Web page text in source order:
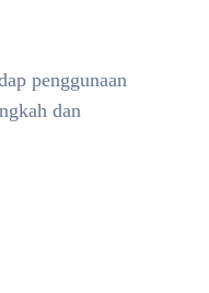
penggunaan
dan